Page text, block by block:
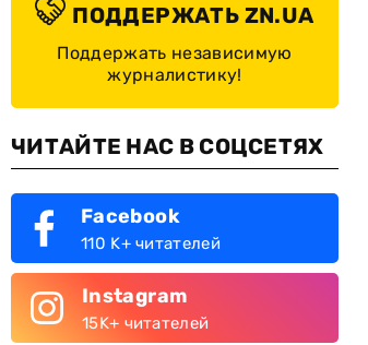
ПОДДЕРЖАТЬ ZN.UA
Поддержать независимую
журналистику!
ЧИТАЙТЕ НАС В СОЦСЕТЯХ
Facebook
110 K+ читателей
Instagram
15K+ читателей